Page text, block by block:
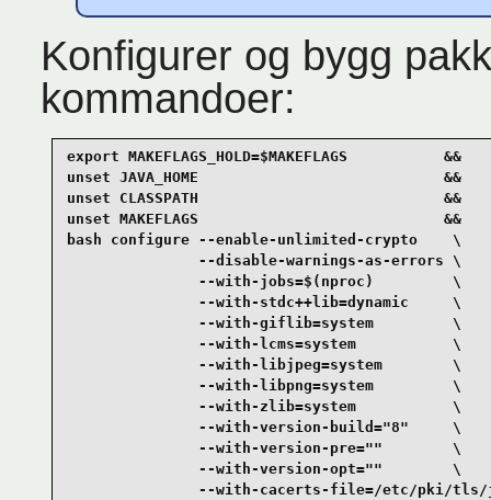
Konfigurer og bygg
kommandoer:
export MAKEFLAGS_HOLD=$MAKEFLAGS           &&
unset JAVA_HOME                            &&
unset CLASSPATH                            &&
unset MAKEFLAGS                            &&
bash configure --enable-unlimited-crypto    \
               --disable-warnings-as-errors \
               --with-jobs=$(nproc)         \
               --with-stdc++lib=dynamic     \
               --with-giflib=system         \
               --with-lcms=system           \
               --with-libjpeg=system        \
               --with-libpng=system         \
               --with-zlib=system           \
               --with-version-build="8"     \
               --with-version-pre=""        \
               --with-version-opt=""        \
--with-cacerts-file=/etc/pki/